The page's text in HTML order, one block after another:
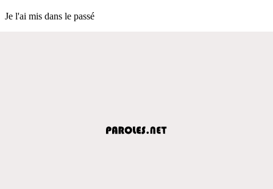
Je l'ai mis dans le passé